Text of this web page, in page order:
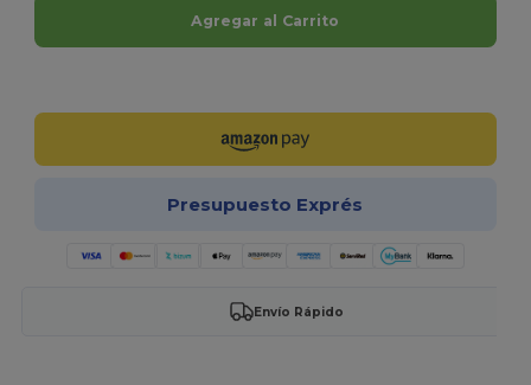
Agregar al Carrito
Presupuesto Exprés
Envío Rápido